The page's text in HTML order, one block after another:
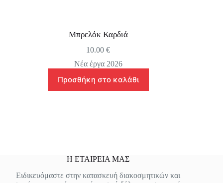
Μπρελόκ Καρδιά
10.00€
Νέα έργα 2026
Προσθήκη στο καλάθι
Η ΕΤΑΙΡΕΙΑ ΜΑΣ
Ειδικευόμαστε στην κατασκευή διακοσμητικών και